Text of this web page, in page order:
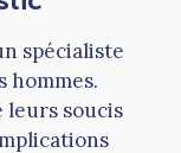
spécialiste
hommes.
soucis